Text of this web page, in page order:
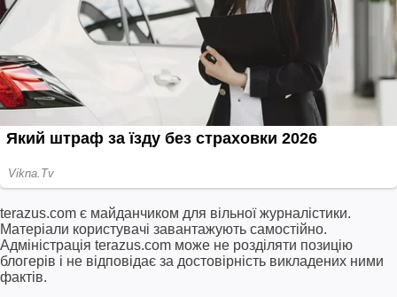
terazus.com є майданчиком для вільної журналістики.
Матеріали користувачі завантажують самостійно.
Адміністрація terazus.com може не розділяти позицію
блогерів і не відповідає за достовірність викладених ними
фактів.